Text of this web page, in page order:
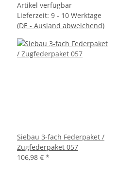
Artikel verfügbar
Lieferzeit: 9 - 10 Werktage
(DE - Ausland abweichend)
Siebau 3-fach Federpaket /
Zugfederpaket 057
106,98 € *